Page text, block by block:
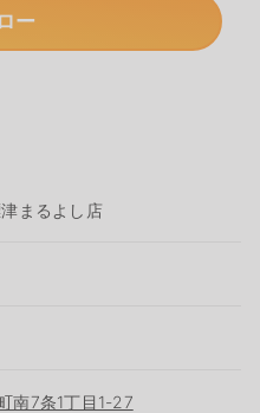
ー
まるよし店
南7条1丁目1-27